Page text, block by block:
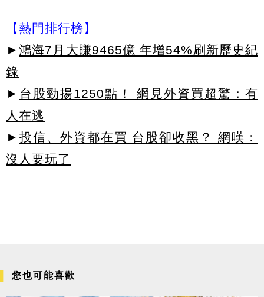
【熱門排行榜】
► 鴻海7月大賺9465億 年增54%刷新歷史紀
錄
► 台股勁揚1250點！ 網見外資買超驚：有
人在逃
► 投信、外資都在買 台股卻收黑？ 網嘆：
沒人要玩了
您也可能喜歡